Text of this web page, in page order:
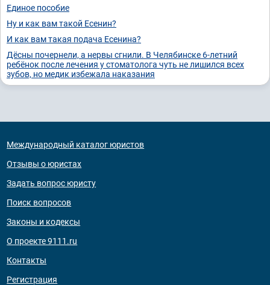
Единое пособие
Ну и как вам такой Есенин?
И как вам такая подача Есенина?
Дёсны почернели, а нервы сгнили. В Челябинске 6-летний
ребёнок после лечения у стоматолога чуть не лишился всех
зубов, но медик избежала наказания
Международный каталог юристов
Отзывы о юристах
Задать вопрос юристу
Поиск вопросов
Законы и кодексы
О проекте 9111.ru
Контакты
Регистрация